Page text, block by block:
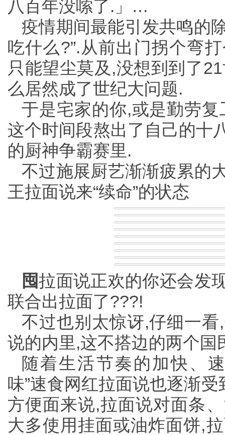
八百年没嗦了.」…
疫情期间最能引发共鸣的
吃什么?”.从前出门拐个弯
只能望尘莫及,没想到到了
么居然成了世纪大问题.
于是宅家的你,或是勤劳
这个时间段熬出了自己的十
的厨神争霸赛里.
不过施展厨艺渐渐疲累的
王拉面说来“续命”的状态
囤拉面说正欢的你还会发
联合出拉面了???!
不过也别太惊讶,仔细一
说的内里,这不搭边的两个
随着生活节奏的加快、
味”速食网红拉面说也逐渐
方便面来说,拉面说对面条
大多使用挂面或油炸面饼,